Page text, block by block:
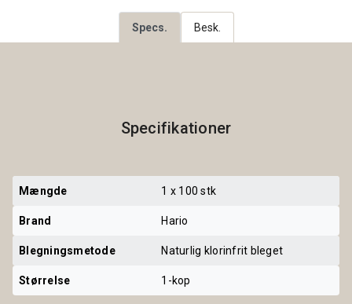
Specs. Besk.
Specifikationer
Mængde 1 x 100 stk
Brand Hario
Blegningsmetode Naturlig klorinfrit bleget
Størrelse 1-kop